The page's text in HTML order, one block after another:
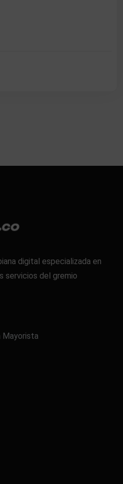
digital especializada en
servicios del gremio
Mayorista